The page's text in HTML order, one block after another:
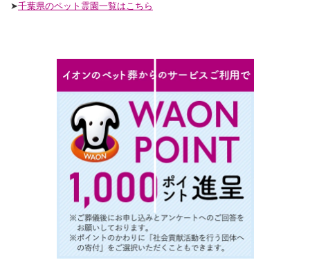
➤千葉県のペット霊園一覧はこちら